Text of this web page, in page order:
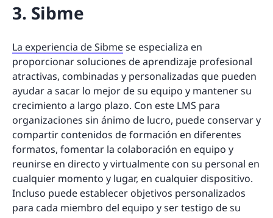
3. Sibme
La experiencia de Sibmese especializa en
proporcionar soluciones de aprendizaje profesional
atractivas, combinadas y personalizadas que pueden
ayudar a sacar lo mejor de su equipo y mantener su
crecimiento a largo plazo. Con este LMS para
organizaciones sin ánimo de lucro, puede conservar y
compartir contenidos de formación en diferentes
formatos, fomentar la colaboración en equipo y
reunirse en directo y virtualmente con su personal en
cualquier momento y lugar, en cualquier dispositivo.
Incluso puede establecer objetivos personalizados
para cada miembro del equipo y ser testigo de su